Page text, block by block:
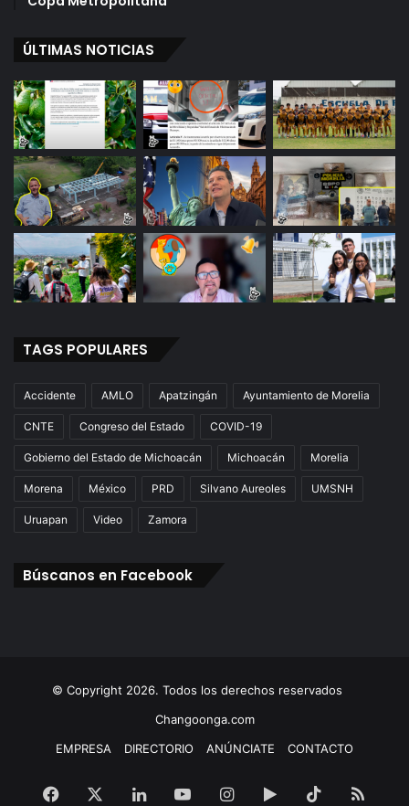
ÚLTIMAS NOTICIAS
TAGS POPULARES
Accidente AMLO Apatzingán Ayuntamiento de Morelia
CNTE Congreso del Estado COVID-19
Gobierno del Estado de Michoacán Michoacán Morelia
Morena México PRD Silvano Aureoles UMSNH
Uruapan Video Zamora
Búscanos en Facebook
© Copyright 2026. Todos los derechos reservados
Changoonga.com
EMPRESA
DIRECTORIO ANÚNCIATE CONTACTO
Facebook LinkedInYouTubeInstagram
Google TikTokRSS